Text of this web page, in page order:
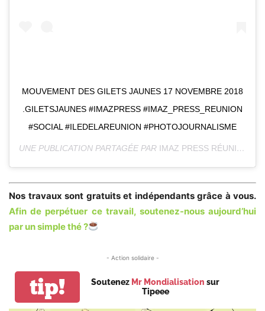
MOUVEMENT DES GILETS JAUNES 17 NOVEMBRE 2018
.GILETSJAUNES #IMAZPRESS #IMAZ_PRESS_REUNION
#SOCIAL #ILEDELAREUNION #PHOTOJOURNALISME
UNE PUBLICATION PARTAGÉE PAR IMAZ PRESS RÉUNION
Nos travaux sont gratuits et indépendants grâce à vous.
Afin de perpétuer ce travail, soutenez-nous aujourd’hui
par un simple thé ?
- Action solidaire -
tip! Soutenez Mr Mondialisation sur
Tipeee